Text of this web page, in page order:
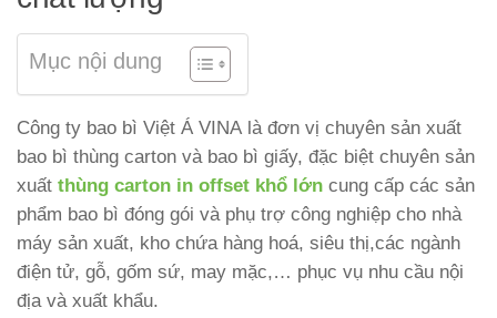
Mục nội dung
Công ty bao bì Việt Á VINA là đơn vị chuyên sản xuất
bao bì thùng carton và bao bì giấy, đặc biệt chuyên sản
xuất thùng carton in offset khổ lớn cung cấp các sản
phẩm bao bì đóng gói và phụ trợ công nghiệp cho nhà
máy sản xuất, kho chứa hàng hoá, siêu thị,các ngành
điện tử, gỗ, gốm sứ, may mặc,… phục vụ nhu cầu nội
địa và xuất khẩu.